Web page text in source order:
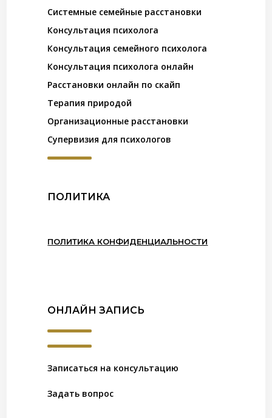
Системные семейные расстановки
Консультация психолога
Консультация семейного психолога
Консультация психолога онлайн
Расстановки онлайн по скайп
Терапия природой
Организационные расстановки
Супервизия для психологов
ПОЛИТИКА
ПОЛИТИКА КОНФИДЕНЦИАЛЬНОСТИ
ОНЛАЙН ЗАПИСЬ
Записаться на консультацию
Задать вопрос